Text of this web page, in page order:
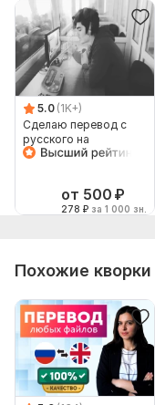
5.0 (1K+)
Сделаю перевод с
русского на
английский и
от 500 ₽
278 ₽ за 1 000 зн.
Похожие кворки